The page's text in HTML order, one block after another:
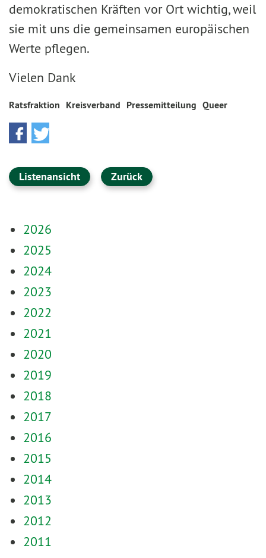
demokratischen Kräften vor Ort wichtig, weil
sie mit uns die gemeinsamen europäischen
Werte pflegen.
Vielen Dank
Ratsfraktion Kreisverband Pressemitteilung Queer
Listenansicht Zurück
2026
2025
2024
2023
2022
2021
2020
2019
2018
2017
2016
2015
2014
2013
2012
2011